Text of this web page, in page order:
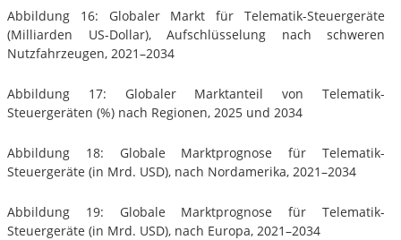
Abbildung 16: Globaler Markt für Telematik-Steuergeräte
(Milliarden US-Dollar), Aufschlüsselung nach schweren
Nutzfahrzeugen, 2021–2034
Abbildung 17: Globaler Marktanteil von Telematik-
Steuergeräten (%) nach Regionen, 2025 und 2034
Abbildung 18: Globale Marktprognose für Telematik-
Steuergeräte (in Mrd. USD), nach Nordamerika, 2021–2034
Abbildung 19: Globale Marktprognose für Telematik-
Steuergeräte (in Mrd. USD), nach Europa, 2021–2034